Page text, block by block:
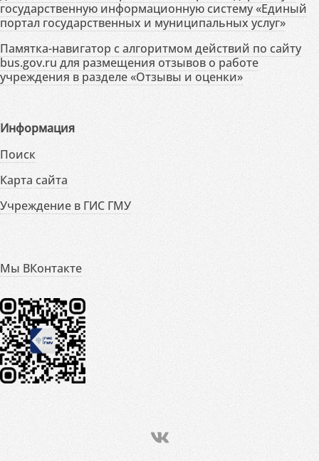
государственную информационную систему «Единый
портал государственных и муниципальных услуг»
Памятка-навигатор с алгоритмом действий по сайту
bus.gov.ru для размещения отзывов о работе
учреждения в разделе «Отзывы и оценки»
Информация
Поиск
Карта сайта
Учреждение в ГИС ГМУ
Мы ВКонтакте